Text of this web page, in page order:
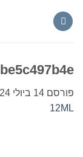
פורסם 14 ביולי 2024
12ML